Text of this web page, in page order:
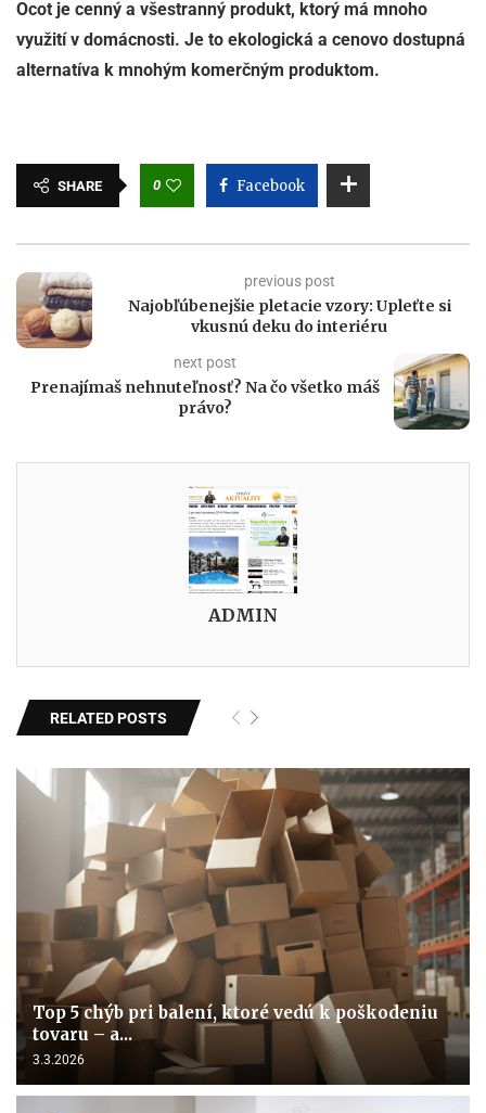
Ocot je cenný a všestranný produkt, ktorý má mnoho
využití v domácnosti. Je to ekologická a cenovo dostupná
alternatíva k mnohým komerčným produktom.
SHARE 0 Facebook
previous post
Najobľúbenejšie pletacie vzory: Upleťte si
vkusnú deku do interiéru
next post
Prenajímaš nehnuteľnosť? Na čo všetko máš
právo?
ADMIN
RELATED POSTS
Top 5 chýb pri balení, ktoré vedú k poškodeniu
tovaru – a...
3.3.2026